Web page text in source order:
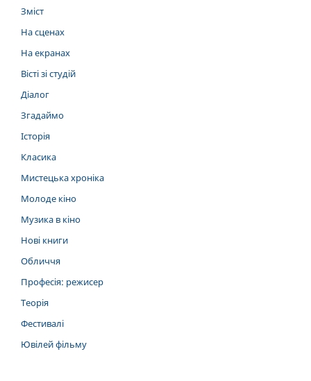
Зміст
На сценах
На екранах
Вісті зі студій
Діалог
Згадаймо
Історія
Класика
Мистецька хроніка
Молоде кіно
Музика в кіно
Нові книги
Обличчя
Професія: режисер
Теорія
Фестивалі
Ювілей фільму